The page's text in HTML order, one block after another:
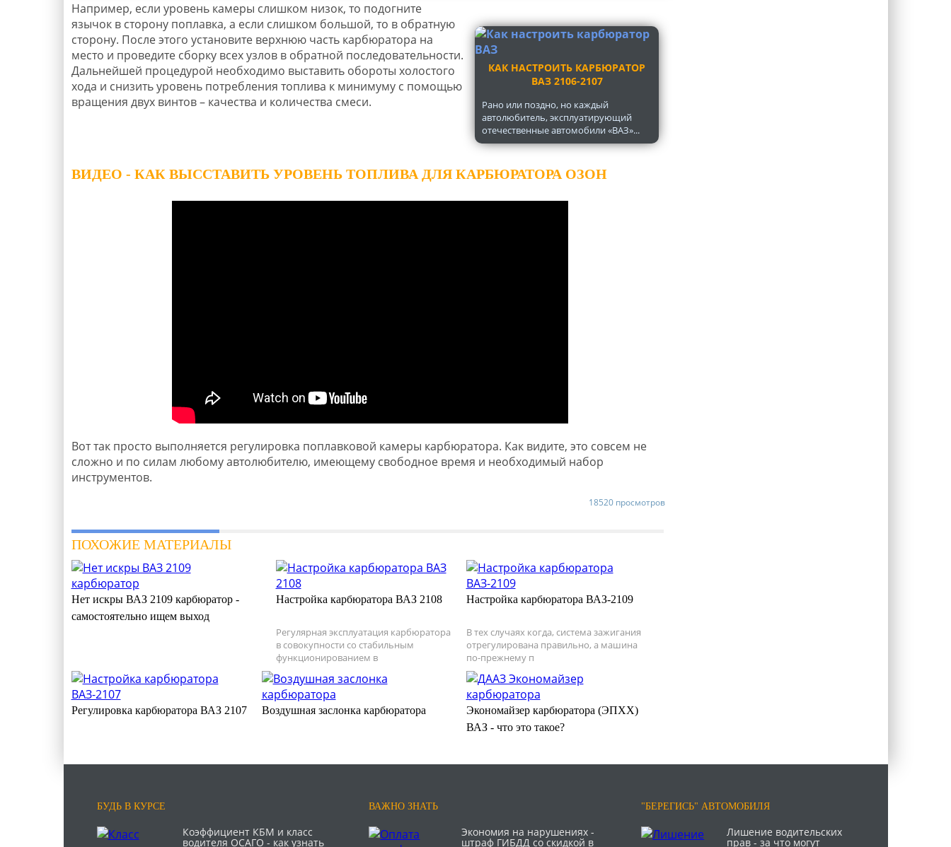
КАК НАСТРОИТЬ КАРБЮРАТОР
ВАЗ 2106-2107
Рано или поздно, но каждый
автолюбитель, эксплуатирующий
отечественные автомобили «ВАЗ»...
Например, если уровень камеры слишком низок, то подогните
язычок в сторону поплавка, а если слишком большой, то в обратную
сторону. После этого установите верхнюю часть карбюратора на
место и проведите сборку всех узлов в обратной последовательности.
Дальнейшей процедурой необходимо выставить обороты холостого
хода и снизить уровень потребления топлива к минимуму с помощью
вращения двух винтов – качества и количества смеси.
ВИДЕО - КАК ВЫССТАВИТЬ УРОВЕНЬ ТОПЛИВА ДЛЯ КАРБЮРАТОРА ОЗОН
Вот так просто выполняется регулировка поплавковой камеры карбюратора. Как видите, это совсем не
сложно и по силам любому автолюбителю, имеющему свободное время и необходимый набор
инструментов.
18520 просмотров
ПОХОЖИЕ МАТЕРИАЛЫ
Нет искры ВАЗ 2109 карбюратор -
самостоятельно ищем выход
Настройка карбюратора ВАЗ 2108
Регулярная эксплуатация карбюратора
в совокупности со стабильным
функционированием в
Настройка карбюратора ВАЗ-2109
В тех случаях когда, система зажигания
отрегулирована правильно, а машина
по-прежнему п
Регулировка карбюратора ВАЗ 2107 Воздушная заслонка карбюратора
Экономайзер карбюратора (ЭПХХ)
ВАЗ - что это такое?
БУДЬ В КУРСЕ
Коэффициент КБМ и класс
водителя ОСАГО - как узнать
ВАЖНО ЗНАТЬ
Экономия на нарушениях -
штраф ГИБДД со скидкой в
"БЕРЕГИСЬ" АВТОМОБИЛЯ
Лишение водительских
прав - за что могут